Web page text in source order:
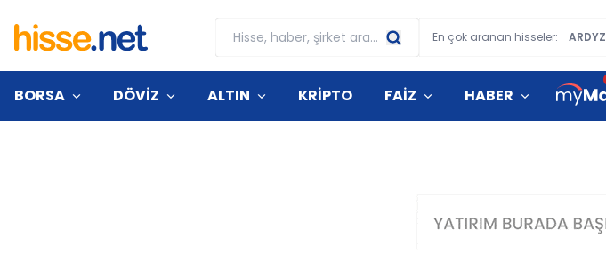
En çok aranan hisseler: ARDYZ
BORSA DÖVİZ ALTIN KRİPTO FAİZ HABER